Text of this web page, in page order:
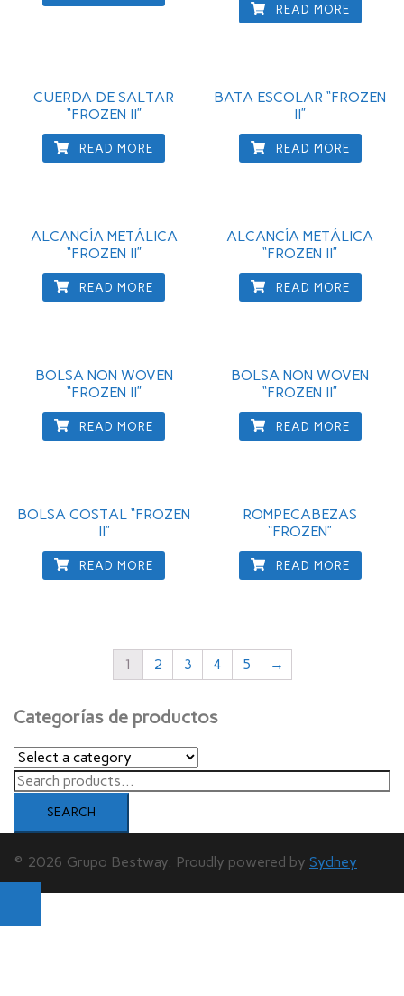
READ MORE
CUERDA DE SALTAR
“FROZEN II”
READ MORE
BATA ESCOLAR “FROZEN
II”
READ MORE
ALCANCÍA METÁLICA
“FROZEN II”
READ MORE
ALCANCÍA METÁLICA
“FROZEN II”
READ MORE
BOLSA NON WOVEN
“FROZEN II”
READ MORE
BOLSA NON WOVEN
“FROZEN II”
READ MORE
BOLSA COSTAL “FROZEN
II”
READ MORE
ROMPECABEZAS
“FROZEN”
READ MORE
1 2 3 4 5 →
Categorías de productos
Search
SEARCH
© 2026 Grupo Bestway. Proudly powered by Sydney